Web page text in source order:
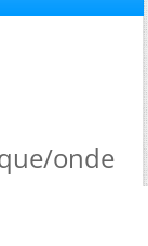
onde